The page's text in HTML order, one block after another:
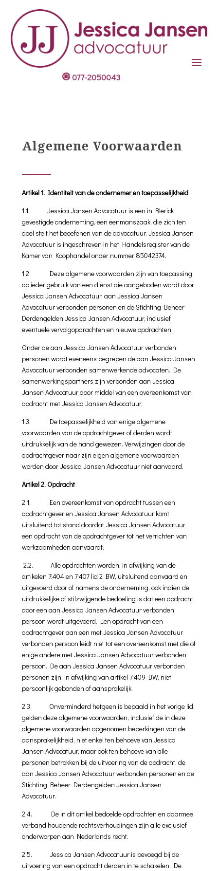
077-2050043
Algemene Voorwaarden
Artikel 1. Identiteit van de ondernemer en toepasselijkheid
1.1. Jessica Jansen Advocatuur is een in Blerick
gevestigde onderneming, een eenmanszaak, die zich ten
doel stelt het beoefenen van de advocatuur. Jessica Jansen
Advocatuur is ingeschreven in het Handelsregister van de
Kamer van Koophandel onder nummer 85042374.
1.2. Deze algemene voorwaarden zijn van toepassing
op ieder gebruik van een dienst die aangeboden wordt door
Jessica Jansen Advocatuur, aan Jessica Jansen
Advocatuur verbonden personen en de Stichting Beheer
Derden­gelden Jessica Jansen Advocatuur, inclusief
eventuele vervolgopdrachten en nieuwe opdrachten.
Onder de aan Jessica Jansen Advocatuur verbonden
personen wordt eveneens begrepen de aan Jessica Jansen
Advocatuur verbonden samenwerkende advocaten. De
samenwerkingspartners zijn verbonden aan Jessica
Jansen Advocatuur door middel van een overeenkomst van
opdracht met Jessica Jansen Advocatuur.
1.3. De toepasselijkheid van enige algemene
voorwaarden van de opdrachtgever of derden wordt
uitdrukkelijk van de hand gewe­zen. Verwijzingen door de
opdrachtgever naar zijn eigen algemene voorwaarden
worden door Jessica Jansen Advocatuur niet aanvaard.
Artikel 2. Opdracht
2.1. Een overeenkomst van opdracht tussen een
opdrachtgever en Jessica Jansen Advocatuur komt
uitsluitend tot stand doordat Jessica Jansen Advocatuur
een opdracht van de opdrachtgever tot het verrichten van
werkzaam­heden aanvaardt.
2.2. Alle opdrachten worden, in afwijking van de
artikelen 7:404 en 7:407 lid 2 BW, uitsluitend aanvaard en
uitgevoerd door of namens de onderneming, ook indien de
uitdrukkelijke of stilzwij­gende bedoeling is dat een opdracht
door een aan Jessica Jansen Advocatuur verbonden
persoon wordt uitgevoerd. Een opdracht van een
opdrachtgever aan een met Jessica Jansen Advocatuur
verbonden persoon leidt niet tot een overeenkomst met die of
enige andere met Jessica Jansen Advocatuur verbonden
persoon. De aan Jessica Jansen Advocatuur verbonden
personen zijn, in afwijking van artikel 7:409 BW, niet
persoonlijk gebonden of aansprakelijk.
2.3. Onverminderd hetgeen is bepaald in het vorige lid,
gelden deze algemene voorwaarden, inclusief de in deze
algemene voorwaarden opgenomen beperkingen van de
aansprakelijkheid, niet enkel ten behoeve van Jessica
Jansen Advocatuur, maar ook ten behoeve van alle
personen betrokken bij de uitvoering van de opdracht, de
aan Jessica Jansen Advocatuur verbonden personen en de
Stichting Beheer Derden­gelden Jessica Jansen
Advocatuur.
2.4. De in dit artikel bedoelde opdrachten en daarmee
verband hou­dende rechtsverhoudingen zijn alle exclusief
onderworpen aan Nederlands recht.
2.5. Jessica Jansen Advocatuur is bevoegd bij de
uitvoering van een opdracht der­den in te schakelen. De